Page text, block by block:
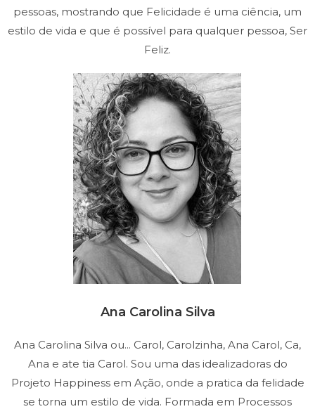
pessoas, mostrando que Felicidade é uma ciência, um
estilo de vida e que é possível para qualquer pessoa, Ser
Feliz.
Ana Carolina Silva
Ana Carolina Silva ou... Carol, Carolzinha, Ana Carol, Ca,
Ana e ate tia Carol. Sou uma das idealizadoras do
Projeto Happiness em Ação, onde a pratica da felidade
se torna um estilo de vida. Formada em Processos